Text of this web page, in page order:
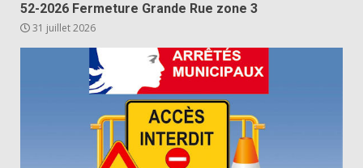
52-2026 Fermeture Grande Rue zone 3
31 juillet 2026